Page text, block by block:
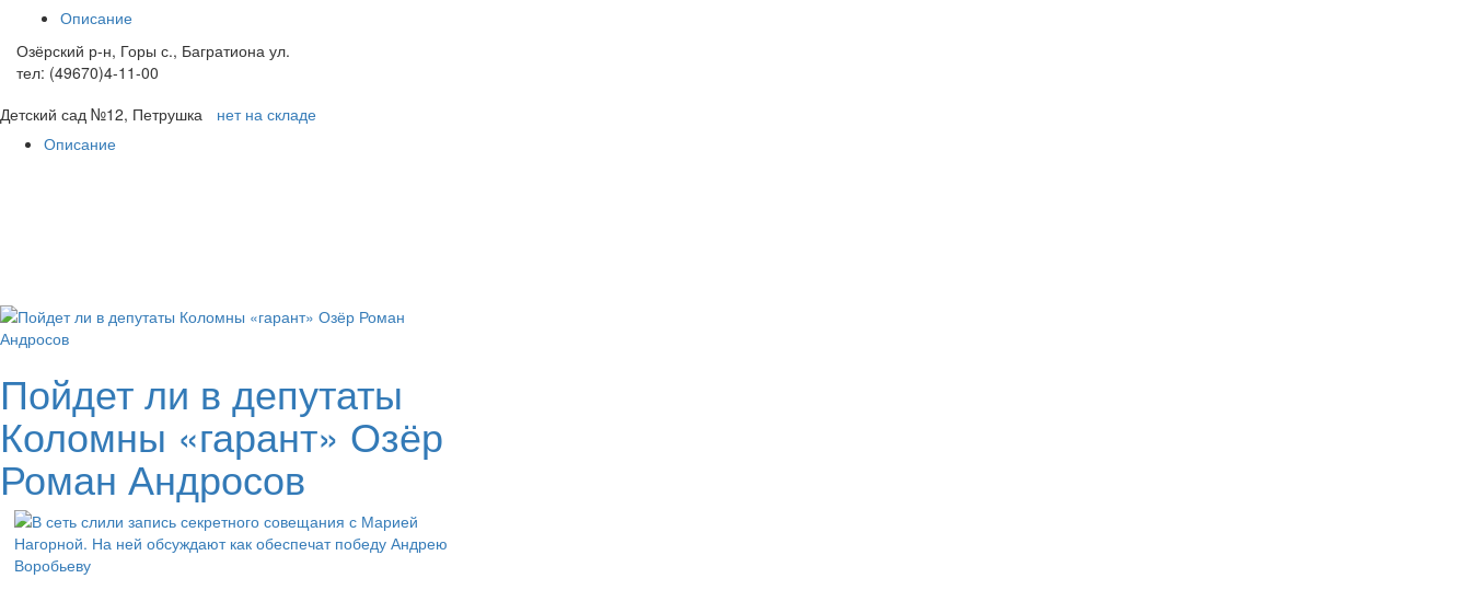
Описание
Озёрский р-н, Горы с., Багратиона ул.
тел: (49670)4-11-00
Детский сад №12, Петрушка
нет на складе
Описание
Пойдет ли в депутаты
Коломны «гарант» Озёр
Роман Андросов